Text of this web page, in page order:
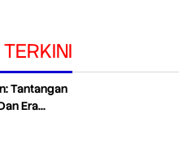
Tantangan
Era…